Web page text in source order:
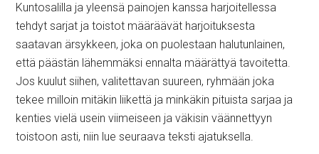
Kuntosalilla ja yleensä painojen kanssa harjoitellessa
tehdyt sarjat ja toistot määräävät harjoituksesta
saatavan ärsykkeen, joka on puolestaan halutunlainen,
että päästän lähemmäksi ennalta määrättyä tavoitetta.
Jos kuulut siihen, valitettavan suureen, ryhmään joka
tekee milloin mitäkin liikettä ja minkäkin pituista sarjaa ja
kenties vielä usein viimeiseen ja väkisin väännettyyn
toistoon asti, niin lue seuraava teksti ajatuksella.